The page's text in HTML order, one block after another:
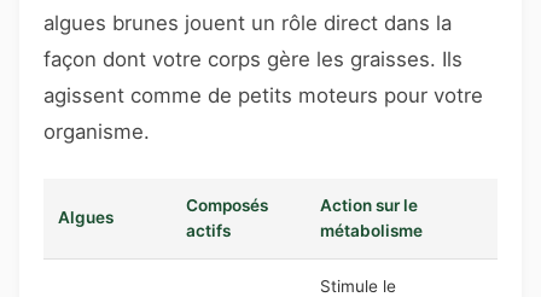
algues brunes jouent un rôle direct dans la
façon dont votre corps gère les graisses. Ils
agissent comme de petits moteurs pour votre
organisme.
Algues
Composés
actifs
Action sur le
métabolisme
Stimule le